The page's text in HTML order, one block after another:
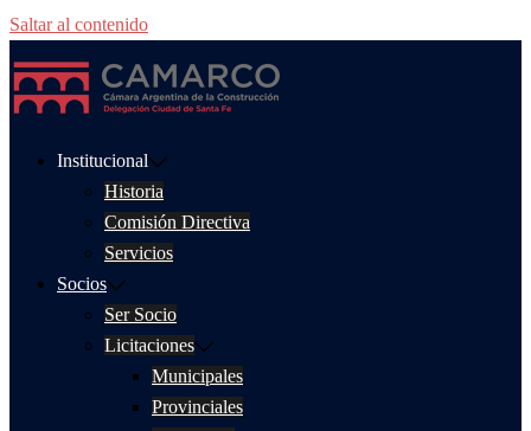
Saltar al contenido
Institucional
Historia
Comisión Directiva
Servicios
Socios
Ser Socio
Licitaciones
Municipales
Provinciales